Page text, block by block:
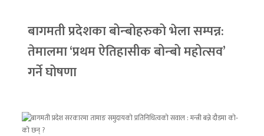
बागमती प्रदेशका बोन्बोहरुको भेला सम्पन्न:
तेमालमा ‘प्रथम ऐतिहासीक बोन्बो महोत्सव’
गर्ने घोषणा